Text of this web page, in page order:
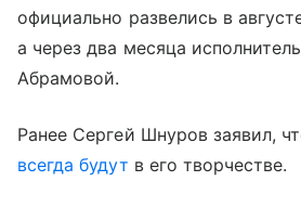
официально развелись в
а через два месяца
Абрамовой.
Ранее Сергей Шнуров заявил,
всегда будут в его творчестве.